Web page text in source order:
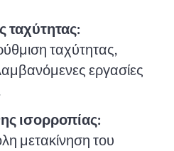
ταχύτητας:
ταχύτητας,
εργασίες
ισορροπίας:
μετακίνηση του